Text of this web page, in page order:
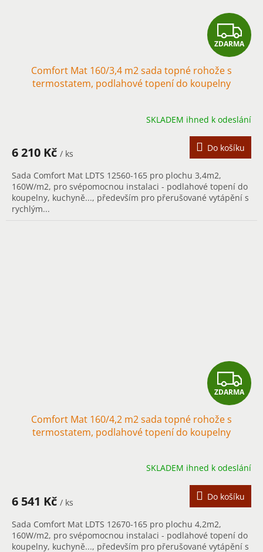
Z
D
M
A
ZDARMA
Comfort Mat 160/3,4 m2 sada topné rohože s
termostatem, podlahové topení do koupelny
SKLADEM ihned k odeslání
6 210 Kč / ks
Do košíku
Sada Comfort Mat LDTS 12560-165 pro plochu 3,4m2,
160W/m2, pro svépomocnou instalaci - podlahové topení do
koupelny, kuchyně..., především pro přerušované vytápění s
rychlým...
Z
D
M
A
ZDARMA
Comfort Mat 160/4,2 m2 sada topné rohože s
termostatem, podlahové topení do koupelny
SKLADEM ihned k odeslání
6 541 Kč / ks
Do košíku
Sada Comfort Mat LDTS 12670-165 pro plochu 4,2m2,
160W/m2, pro svépomocnou instalaci - podlahové topení do
koupelny, kuchyně..., především pro přerušované vytápění s